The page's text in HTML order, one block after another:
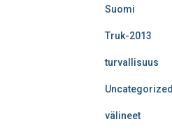
Suomi
Truk-2013
turvallisuus
Uncategorized
välineet